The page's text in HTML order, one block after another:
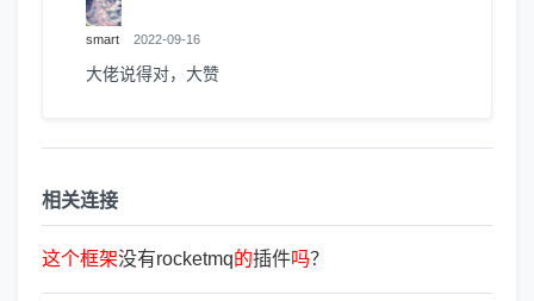
smart 2022-09-16
大佬说得对，大赞
相关连接
这个框架没有rocketmq的插件吗？